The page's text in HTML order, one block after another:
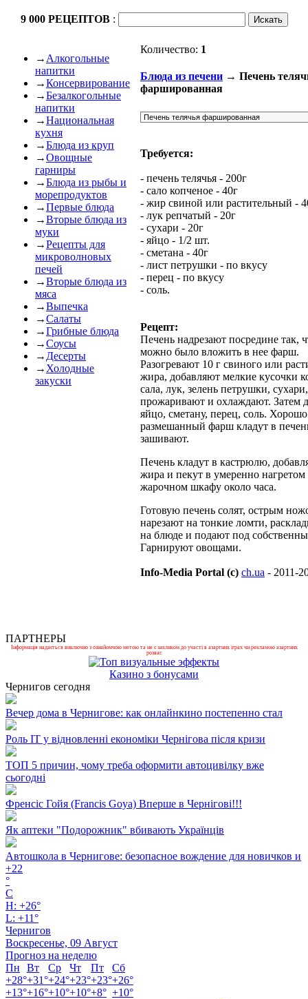
9 000 РЕЦЕПТОВ :
→ Алкогольные
напитки
→Консервирование
→Безалкогольные
напитки
→Национальная
кухня
→Блюда из круп
→Овощные
гарниры
→Блюда из рыбы и
морепродуктов
→Первые блюда
→Вторые блюда из
муки
→Рецепты для
микроволновых
печей
→Вторые блюда из
мяса
→Выпечка
→Салаты
→Грибные блюда
→Соусы
→ Десерты
→ Холодные
закуски
Количество: 1
Блюда из печени → Печень
фаршированная
Требуется:
- печень телячья - 200г
- сало копченое - 40г
- жир свиной или растительный -
- лук репчатый - 20г
- сухари - 20г
- яйцо - 1/2 шт.
- сметана - 40г
- лист петрушки - по вкусу
- перец - по вкусу
- соль.
Рецепт:
Печень надрезают посредине так,
можно было вложить в нее фарш.
Разогревают 10 г свиного или
жира, добавляют мелкие кусочки
сала, лук, зелень петрушки,
прожаривают и охлаждают. Затем
яйцо, сметану, перец, соль. Хорошо
размешанный фарш кладут в
зашивают.
Печень кладут в кастрюлю,
жира и пекут в умеренно нагретом
жарочном шкафу около часа.
Готовую печень солят, острым
нарезают на тонкие ломти,
на блюде и подают под
Гарнируют овощами.
Info-Media Portal (c) ch.ua - 2011-
ПАРТНЕРЫ
Інформація надається виключно з ознайомчою метою та не є закликом до участі в азартних іграх чи рекламою азартних
розваг.
Казино з бонусами
Чернигов сегодня
Вечер дома в Чернигове: как онлайнкино постепенно стал
Роль ІТ у відновленні економіки Чернігова після кризи
ТОП 5 причин, чому треба оформити автоцивілку вже
сьогодні
Френсіс Гойя (Francis Goya) Вперше в Чернігові!!!
Як аптеки "Подорожник" вбивають Українців
Автошкола в Чернигове: безопасное вождение для новичков и
+22
°
C
H: +26°
L: +11°
Чернигов
Воскресенье, 09 Август
Прогноз на неделю
Пн
Вт Ср Чт Пт
Сб
+28°+31°+24°+23°+23°+26°
+13°+16°+10°+10°+8° +10°